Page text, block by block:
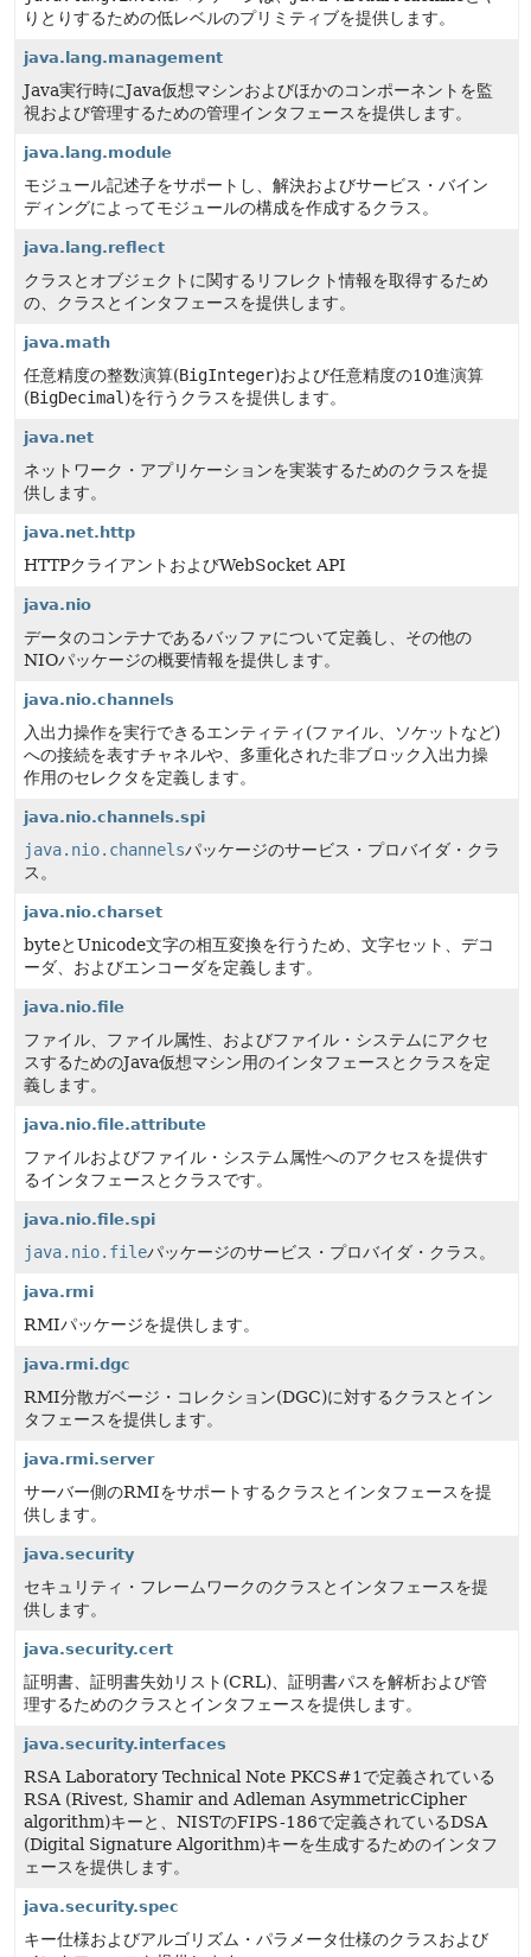
りとりするための低レベルのプリミティブを提供します。
java.lang.management
Java実行時にJava仮想マシンおよびほかのコンポーネントを監
視および管理するための管理インタフェースを提供します。
java.lang.module
モジュール記述子をサポートし、解決およびサービス・バイン
ディングによってモジュールの構成を作成するクラス。
java.lang.reflect
クラスとオブジェクトに関するリフレクト情報を取得するため
の、クラスとインタフェースを提供します。
java.math
任意精度の整数演算(BigInteger)および任意精度の10進演算
(BigDecimal )を行うクラスを提供します。
java.net
ネットワーク・アプリケーションを実装するためのクラスを提
供します。
java.net.http
HTTPクライアントおよびWebSocket API
java.nio
データのコンテナであるバッファについて定義し、その他の
NIOパッケージの概要情報を提供します。
java.nio.channels
入出力操作を実行できるエンティティ(ファイル、ソケットなど)
への接続を表すチャネルや、多重化された非ブロック入出力操
作用のセレクタを定義します。
java.nio.channels.spi
java.nio.channelsパッケージのサービス・プロバイダ・クラ
ス。
java.nio.charset
byteとUnicode文字の相互変換を行うため、文字セット、デコ
ーダ、およびエンコーダを定義します。
java.nio.file
ファイル、ファイル属性、およびファイル・システムにアクセ
スするためのJava仮想マシン用のインタフェースとクラスを定
義します。
java.nio.file.attribute
ファイルおよびファイル・システム属性へのアクセスを提供す
るインタフェースとクラスです。
java.nio.file.spi
java.nio.fileパッケージのサービス・プロバイダ・クラス。
java.rmi
RMIパッケージを提供します。
java.rmi.dgc
RMI分散ガベージ・コレクション(DGC)に対するクラスとイン
タフェースを提供します。
java.rmi.server
サーバー側のRMIをサポートするクラスとインタフェースを提
供します。
java.security
セキュリティ・フレームワークのクラスとインタフェースを提
供します。
java.security.cert
証明書、証明書失効リスト(CRL)、証明書パスを解析および管
理するためのクラスとインタフェースを提供します。
java.security.interfaces
RSA Laboratory Technical Note PKCS#1で定義されている
RSA (Rivest, Shamir and Adleman AsymmetricCipher
algorithm)キーと、NISTのFIPS-186で定義されているDSA
(Digital Signature Algorithm)キーを生成するためのインタフ
ェースを提供します。
java.security.spec
キー仕様およびアルゴリズム・パラメータ仕様のクラスおよび